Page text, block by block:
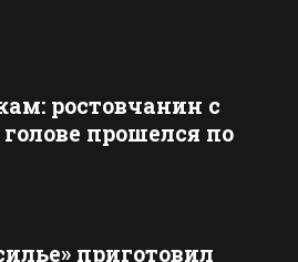
ростовчанин с
прошелся по
приготовил